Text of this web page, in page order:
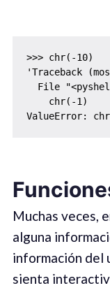
>>> chr(-10)
'Traceback
File
    chr(-1)
ValueError:
Muchas veces,
alguna
información del
sienta